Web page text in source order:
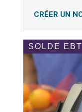
CRÉER UN
SOLDE EBT